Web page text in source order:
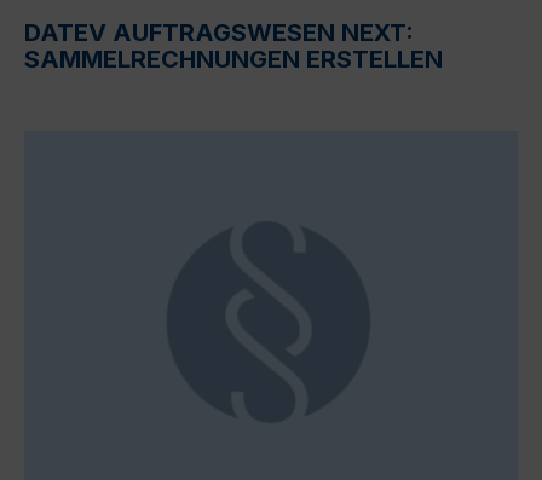
DATEV AUFTRAGSWESEN NEXT:
SAMMELRECHNUNGEN ERSTELLEN